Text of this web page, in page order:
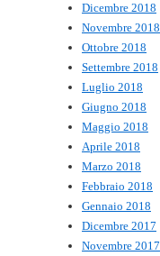
Dicembre 2018
Novembre 2018
Ottobre 2018
Settembre 2018
Luglio 2018
Giugno 2018
Maggio 2018
Aprile 2018
Marzo 2018
Febbraio 2018
Gennaio 2018
Dicembre 2017
Novembre 2017